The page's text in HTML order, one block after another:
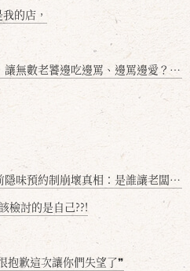
的店，
老饕邊吃邊罵、邊罵邊愛？小辣雞揭密！」
約制崩壞真相：是誰讓老闆心灰意冷？」
檢討的是自己??!
抱歉這次讓你們失望了❞